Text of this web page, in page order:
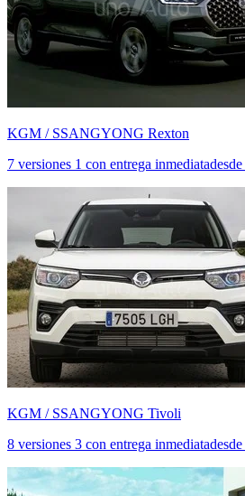
KGM / SSANGYONG Rexton
7 versiones 1 con entrega inmediatadesde
KGM / SSANGYONG Tivoli
8 versiones 3 con entrega inmediatadesde